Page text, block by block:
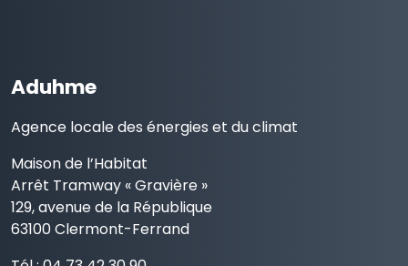
Aduhme
Agence locale des énergies et du climat
Maison de l’Habitat
Arrêt Tramway « Gravière »
129, avenue de la République
63100 Clermont-Ferrand